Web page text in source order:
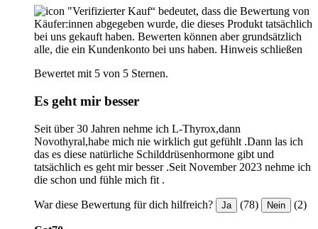
"Verifizierter Kauf“ bedeutet, dass die Bewertung von
Käufer:innen abgegeben wurde, die dieses Produkt tatsächlich
bei uns gekauft haben. Bewerten können aber grundsätzlich
alle, die ein Kundenkonto bei uns haben. Hinweis schließen
Bewertet mit 5 von 5 Sternen.
Es geht mir besser
Seit über 30 Jahren nehme ich L-Thyrox,dann
Novothyral,habe mich nie wirklich gut gefühlt .Dann las ich
das es diese natürliche Schilddrüsenhormone gibt und
tatsächlich es geht mir besser .Seit November 2023 nehme ich
die schon und fühle mich fit .
War diese Bewertung für dich hilfreich? Ja (78) Nein (2)